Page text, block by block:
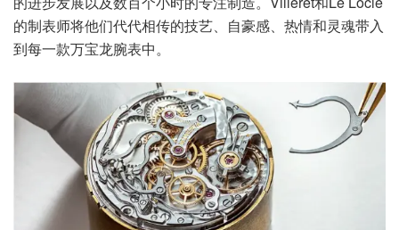
的制表师将他们代代相传的技艺、自豪感、热情和灵魂带入
到每一款万宝龙腕表中。